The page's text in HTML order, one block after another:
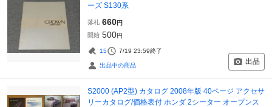
ーズ S130系
落札 660円
開始 500円
15 7/19 23:59終了
出品中の商品 出品
S2000 (AP2型) カタログ 2008年版 40ページ アクセサ
リーカタログ/価格表付 ホンダ 2シーター オープンス